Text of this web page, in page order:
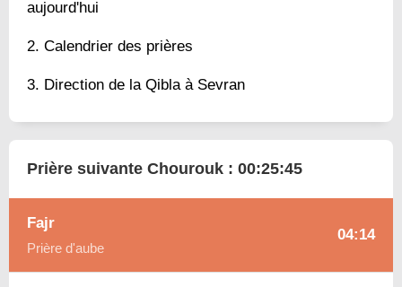
aujourd'hui
Calendrier des prières
Direction de la Qibla à Sevran
Prière suivante Chourouk : 00:25:44
Fajr
Prière d'aube
04:14